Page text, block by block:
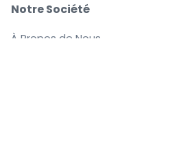
Notre Société
À Propos de Nous